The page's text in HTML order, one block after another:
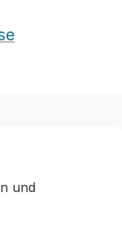
und